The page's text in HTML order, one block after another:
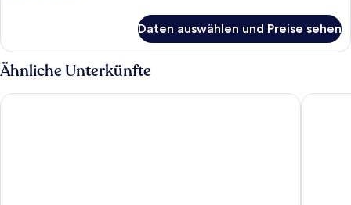
Street
Room
Daten auswählen und Preise sehen
Ähnliche Unterkünfte
Bank Hotel, a member of Small Luxury Hotels of The World
Berns